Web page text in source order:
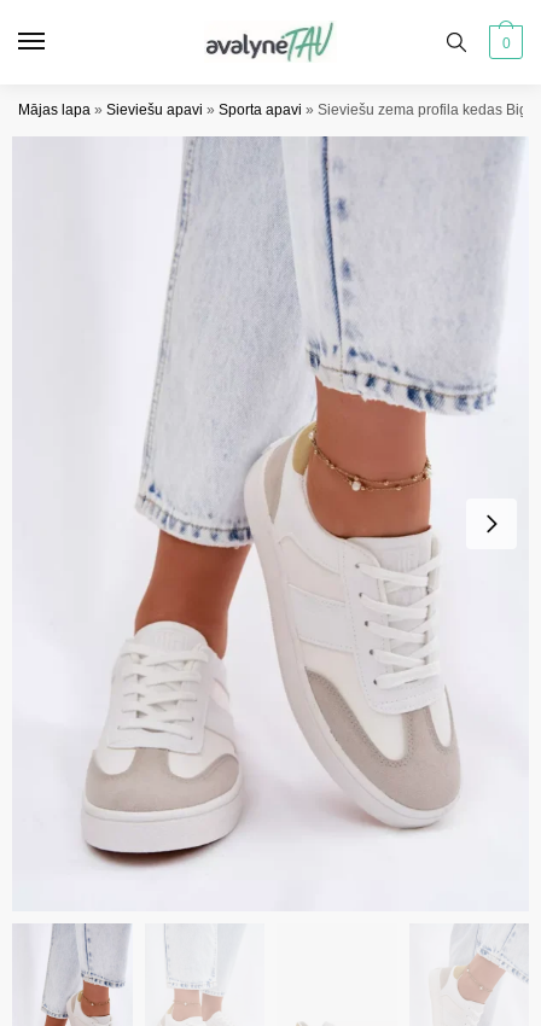
0
Mājas lapa » Sieviešu apavi » Sporta apavi » Sieviešu zema profila kedas Big